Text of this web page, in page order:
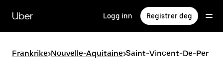
hovedinnholdet
Uber Logg inn Registrer deg
Frankrike>Nouvelle-Aquitaine>Saint-Vincent-De-Per